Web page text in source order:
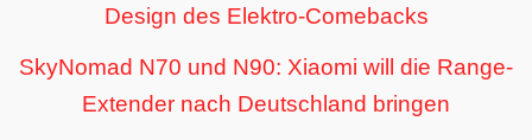
Design des Elektro-Comebacks
SkyNomad N70 und N90: Xiaomi will die Range-
Extender nach Deutschland bringen